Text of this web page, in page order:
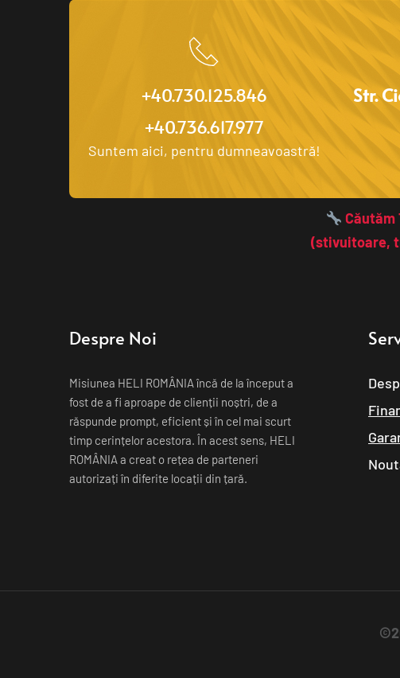
+40.730.125.846
+40.736.617.977
Suntem aici, pentru dumneavoastră!
Str.
Căutăm
(stivuitoare,
Despre Noi
Misiunea HELI ROMÂNIA încă de la început a
fost de a fi aproape de clienții noștri, de a
răspunde prompt, eficient și în cel mai scurt
timp cerințelor acestora. În acest sens, HELI
ROMÂNIA a creat o rețea de parteneri
autorizați în diferite locații din țară.